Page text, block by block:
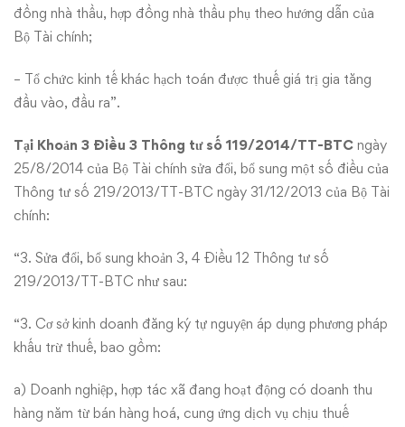
đồng nhà thầu, hợp đồng nhà thầu phụ theo hướng dẫn của
Bộ Tài chính;
– Tổ chức kinh tế khác hạch toán được thuế giá trị gia tăng
đầu vào, đầu ra”.
Tại Khoản 3 Điều 3 Thông tư số 119/2014/TT-BTC ngày
25/8/2014 của Bộ Tài chính sửa đổi, bổ sung một số điều của
Thông tư số 219/2013/TT-BTC ngày 31/12/2013 của Bộ Tài
chính:
“3. Sửa đổi, bổ sung khoản 3, 4 Điều 12 Thông tư số
219/2013/TT-BTC như sau:
“3. Cơ sở kinh doanh đăng ký tự nguyện áp dụng phương pháp
khấu trừ thuế, bao gồm:
a) Doanh nghiệp, hợp tác xã đang hoạt động có doanh thu
hàng năm từ bán hàng hoá, cung ứng dịch vụ chịu thuế